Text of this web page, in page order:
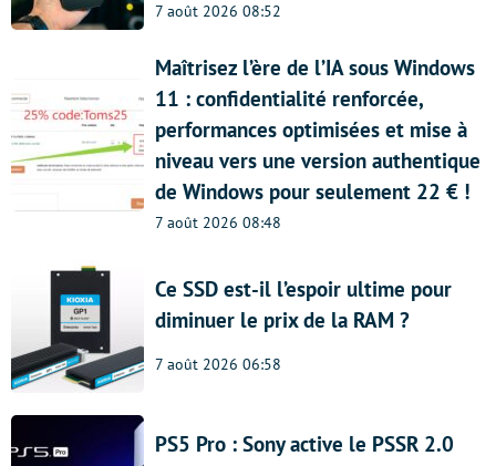
7 août 2026 08:52
Maîtrisez l’ère de l’IA sous Windows
11 : confidentialité renforcée,
performances optimisées et mise à
niveau vers une version authentique
de Windows pour seulement 22 € !
7 août 2026 08:48
Ce SSD est-il l’espoir ultime pour
diminuer le prix de la RAM ?
7 août 2026 06:58
PS5 Pro : Sony active le PSSR 2.0